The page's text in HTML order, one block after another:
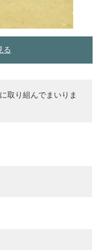
る
取り組んでまいりま